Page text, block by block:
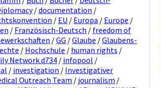
/documentation /
/ EU / Europa / Europe /
/ Französisch-Deutsch / freedom of
/GG /Glaube /Glaubens-
/ Hochschule / human rights /
Network d734 / infopool /
/ investigation / Investigativer
Outreach Team / journalism /